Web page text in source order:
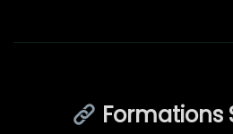
Formations